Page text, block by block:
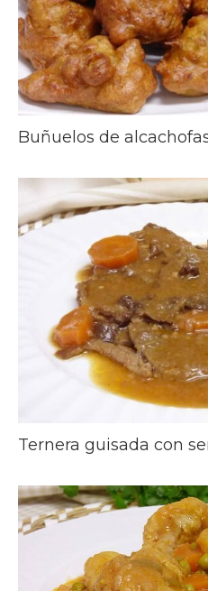
Buñuelos de
Ternera guisada con